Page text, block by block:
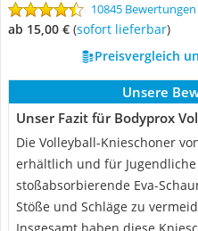
10845 Bewertungen
ab 15,00 € ( Sofort lieferbar)
Preisvergleich
Unsere
Unser Fazit für Bodyprox
Die Volleyball-Knieschoner
erhältlich und für
stoßabsorbierende Eva-
Stöße und Schläge zu